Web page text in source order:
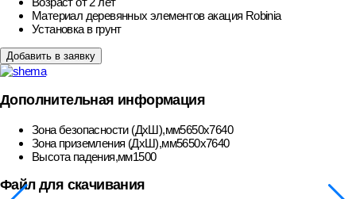
Материал деревянных элементов акация Robinia
Установка в грунт
Добавить в заявку
Дополнительная информация
Зона безопасности (ДхШ),мм5650х7640
Зона приземления (ДхШ),мм5650х7640
Высота падения,мм1500
Файл для скачивания